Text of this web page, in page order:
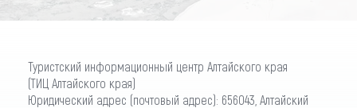
Туристский информационный центр Алтайского края
(ТИЦ Алтайского края)
Юридический адрес (почтовый адрес): 656043, Алтайский